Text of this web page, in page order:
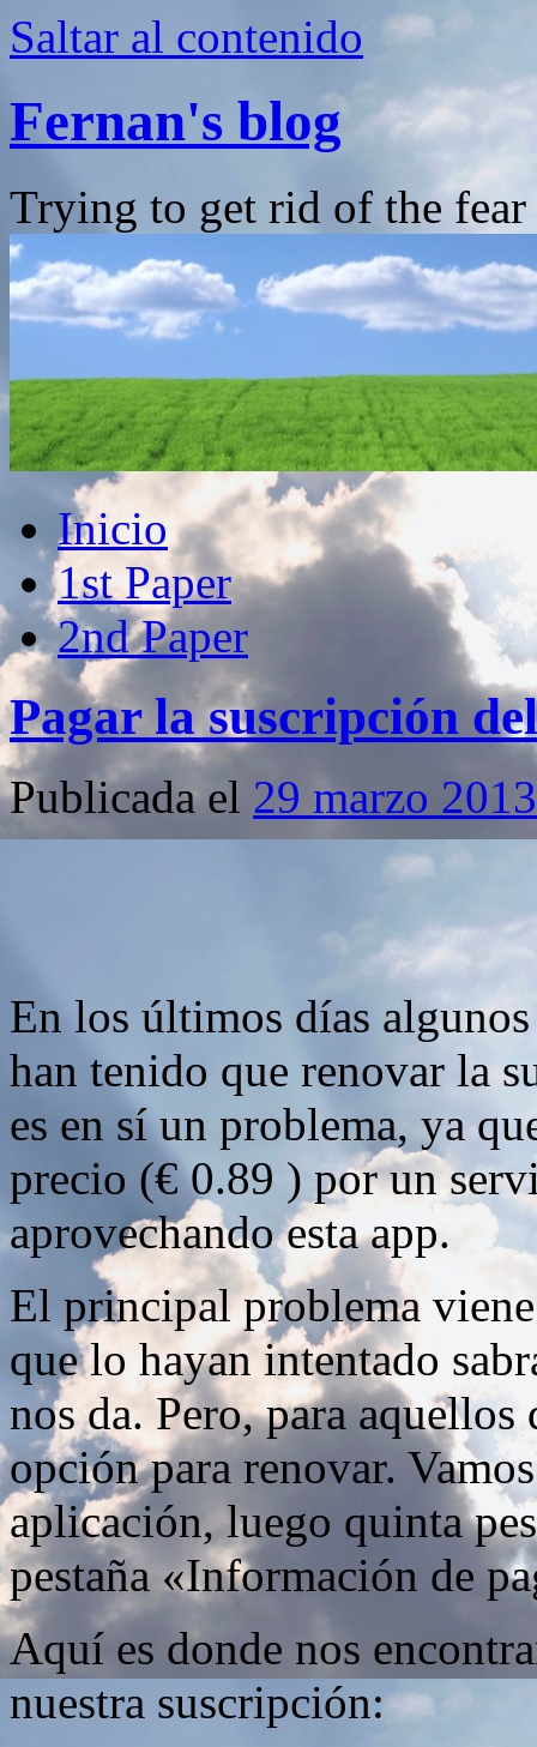
Saltar al contenido
Fernan's blog
Trying to get rid of the
Inicio
1st Paper
2nd Paper
Pagar la suscripción
Publicada el 29 marzo 2013
En los últimos días
han tenido que renovar la
es en sí un problema, ya
precio (€ 0.89 ) por un
aprovechando esta app.
El principal problema
que lo hayan intentado
nos da. Pero, para aquellos
opción para renovar.
aplicación, luego quinta
pestaña «Información de
Aquí es donde nos
nuestra suscripción: